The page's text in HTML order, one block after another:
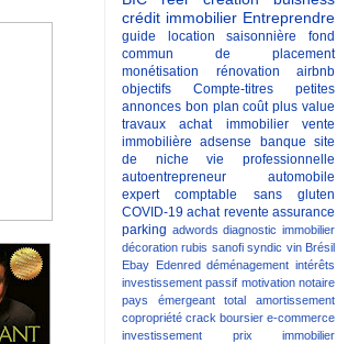
crédit immobilier Entreprendre
guide location saisonnière
fond
commun de placement
monétisation
rénovation
airbnb
objectifs
Compte-titres
petites
annonces bon plan coût plus value
travaux
achat immobilier
vente
immobilière adsense banque site
de niche
vie professionnelle
autoentrepreneur
automobile
expert comptable
sans gluten
COVID-19 achat revente assurance
parking adwords diagnostic immobilier
décoration rubis sanofi syndic vin Brésil
Ebay Edenred déménagement intérêts
investissement passif motivation notaire
pays émergeant
total
amortissement
copropriété crack boursier e-commerce
investissement
prix immobilier